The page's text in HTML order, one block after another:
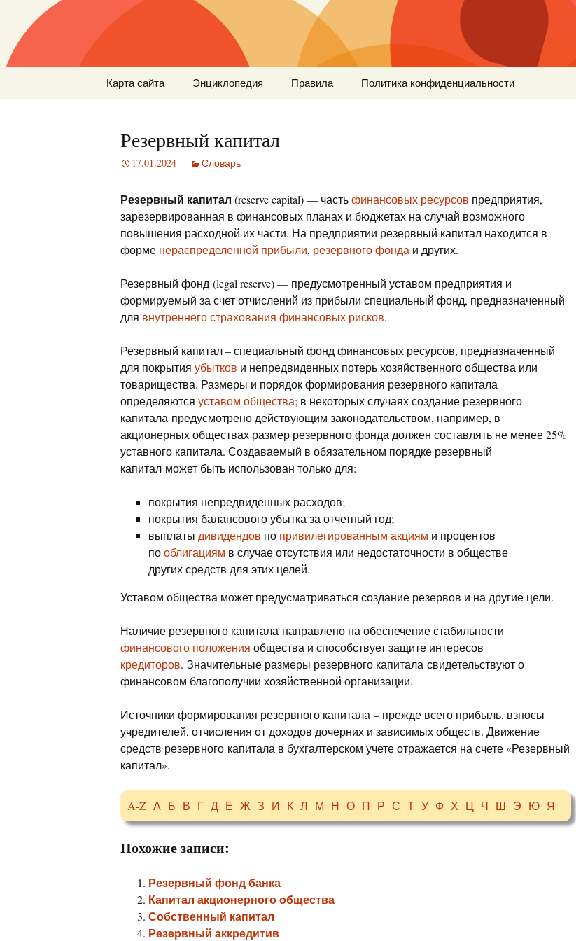
Карта сайта Энциклопедия Правила Политика конфиденциальности
Резервный капитал
17.01.2024 Словарь
Резервный капитал (reserve capital) — частьфинансовых ресурсов предприятия,
зарезервированная в финансовых планах и бюджетах на случай возможного
повышения расходной их части. На предприятии резервный капитал находится в
форме нераспределенной прибыли, резервного фонда и других.
Резервный фонд (legal reserve) — предусмотренный уставом предприятия и
формируемый за счет отчислений из прибыли специальный фонд, предназначенный
для внутреннего страхования финансовых рисков.
Резервный капитал – специальный фонд финансовых ресурсов, предназначенный
для покрытия убытков и непредвиденных потерь хозяйственного общества или
товарищества. Размеры и порядок формирования резервного капитала
определяются уставом общества; в некоторых случаях создание резервного
капитала предусмотрено действующим законодательством, например, в
акционерных обществах размер резервного фонда должен составлять не менее 25%
уставного капитала. Создаваемый в обязательном порядке резервный
капитал может быть использован только для:
покрытия непредвиденных расходов;
покрытия балансового убытка за отчетный год;
выплаты дивидендов по привилегированным акциям и процентов
пооблигациям в случае отсутствия или недостаточности в обществе
других средств для этих целей.
Уставом общества может предусматриваться создание резервов и на другие цели.
Наличие резервного капитала направлено на обеспечение стабильности
финансового положения общества и способствует защите интересов
кредиторов. Значительные размеры резервного капитала свидетельствуют о
финансовом благополучии хозяйственной организации.
Источники формирования резервного капитала – прежде всего прибыль, взносы
учредителей, отчисления от доходов дочерних и зависимых обществ. Движение
средств резервного капитала в бухгалтерском учете отражается на счете «Резервный
капитал».
A-Z А Б В Г Д Е Ж З И К Л М Н О П Р С Т У Ф Х Ц Ч Ш Э Ю Я
Похожие записи:
Резервный фонд банка
Капитал акционерного общества
Собственный капитал
Резервный аккредитив